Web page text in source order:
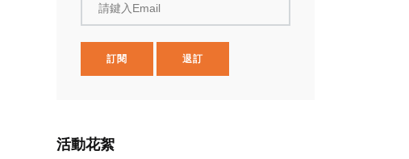
請鍵入Email
訂閱 退訂
活動花絮